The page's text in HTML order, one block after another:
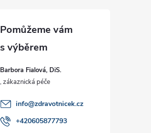
Barbora Fialová, DiS.
info@zdravotnicek.cz
+420605877793